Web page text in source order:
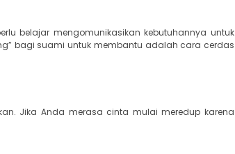
belajar mengomunikasikan kebutuhannya untuk
bagi suami untuk membantu adalah cara cerdas
Jika Anda merasa cinta mulai meredup karena